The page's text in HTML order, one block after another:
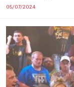
05/07/2024